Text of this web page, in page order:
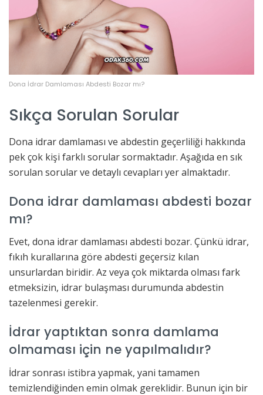
Dona İdrar Damlaması Abdesti Bozar mı?
Sıkça Sorulan Sorular
Dona idrar damlaması ve abdestin geçerliliği hakkında
pek çok kişi farklı sorular sormaktadır. Aşağıda en sık
sorulan sorular ve detaylı cevapları yer almaktadır.
Dona idrar damlaması abdesti bozar
mı?
Evet, dona idrar damlaması abdesti bozar. Çünkü idrar,
fıkıh kurallarına göre abdesti geçersiz kılan
unsurlardan biridir. Az veya çok miktarda olması fark
etmeksizin, idrar bulaşması durumunda abdestin
tazelenmesi gerekir.
İdrar yaptıktan sonra damlama
olmaması için ne yapılmalıdır?
İdrar sonrası istibra yapmak, yani tamamen
temizlendiğinden emin olmak gereklidir. Bunun için bir